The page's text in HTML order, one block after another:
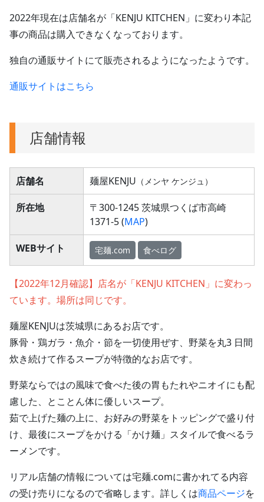
2022年現在は店舗名が「KENJU KITCHEN」に変わり本記
事の商品は購入できなくなっております。
独自の通販サイトにて販売されるようになったようです。
通販サイトはこちら
店舗情報
店舗名 麺屋KENJU （メンヤ ケンジュ）
所在地
〒300-1245 茨城県つくば市高崎
1371-5 (MAP)
WEBサイト 宅麺.com 食べログ
【2022年12月確認】店名が「KENJU KITCHEN」に変わっ
ています。場所は同じです。
麺屋KENJUは茨城県にあるお店です。
豚骨・鶏ガラ・魚介・節を一切使用ぜす、野菜を丸3 日間
炊き続けて作るスープが特徴的なお店です。
野菜ならではの風味で食べた後の胃もたれやニオイにも配
慮した、とことん体に優しいスープ。
茹で上げた麺の上に、お好みの野菜をトッピングで盛り付
け、最後にスープをかける「かけ麺」スタイルで食べるラ
ーメンです。
リアル店舗の情報については宅麺.comに書かれてる内容
の受け売りになるので省略します。詳しくは商品ページを